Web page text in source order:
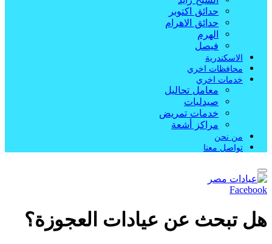
حدائق اكتوبر
حدائق الاهرام
الهرم
فيصل
الاسكندرية
محافظات اخري
خدمات اخري
معامل تحاليل
صيدليات
خدمات تمريض
مراكز أشعة
من نحن
تواصل معنا
Facebook
هل تبحث عن عيادات العجوزة؟